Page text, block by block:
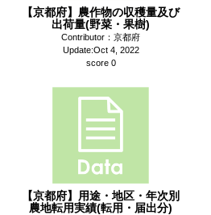
【京都府】農作物の収穫量及び
出荷量(野菜・果樹)
Contributor：京都府
Update:Oct 4, 2022
score 0
【京都府】用途・地区・年次別
農地転用実績(転用・届出分)